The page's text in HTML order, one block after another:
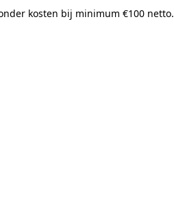
kosten bij minimum €100 netto.